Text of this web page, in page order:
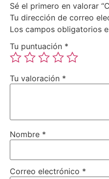
Sé el primero en valorar
Tu dirección de correo
Los campos obligatorios
Tu puntuación *
Tu valoración *
Nombre *
Correo electrónico *